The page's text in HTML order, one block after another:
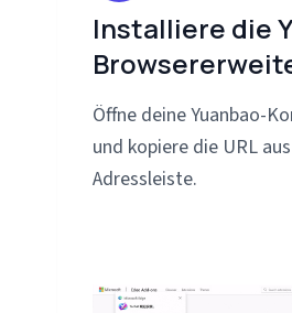
Installiere die
Öffne deine Yuanbao-
und kopiere die URL
Adressleiste.